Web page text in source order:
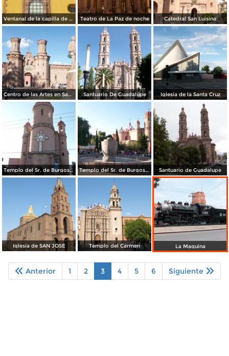
Ventanal de la capilla de Aransazú Teatro de La Paz de noche Catedral San Luisina
Centro de las Artes en San Luis Potosí Santuario De Guadalupe Iglesia de la Santa Cruz
Templo del Sr. de Burgos del Saucito Templo del Sr. de Burgos del Saucito Santuario de Guadalupe
Iglesia de SAN JOSÉ Templo del Carmen La Maquina
Anterior 1 2 3 4 5 6 Siguiente